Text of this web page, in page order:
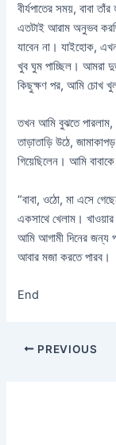
বীর্যপাতের সময়, বাবা
এতটাই আরাম অনুভব
যাবেন না। যাইহোক,
খুব ঘুম পাচ্ছিল। আমরা
কিছুক্ষণ পর, আমি চোখ
তখন আমি বুঝতে
তাড়াতাড়ি উঠে,
গিয়েছিলেন। আমি বাবাকে
“বাবা, ওঠো, মা এসে
একসাথে খেলাম।
আমি আগামী দিনের জন্য
আবার মজা করতে পারব।
End
PREVIOUS